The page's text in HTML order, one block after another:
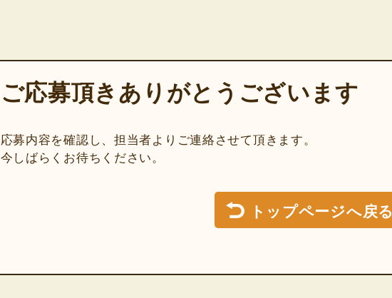
ご応募頂き ありがとうございます
応募内容を確認し、 担当者よりご連絡させて頂きます。
今しばらくお待ちください。
トップページへ戻る